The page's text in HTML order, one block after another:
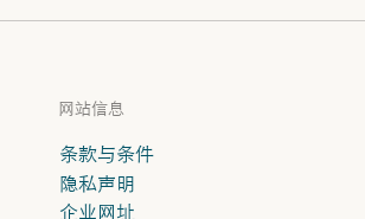
网站信息
条款与条件
隐私声明
企业网址